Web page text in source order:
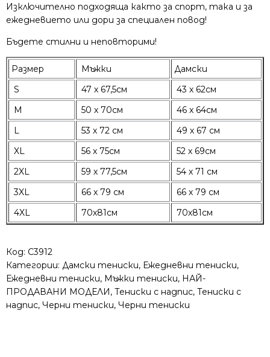
Изключително подходяща както за спорт, така и за
ежедневието или дори за специален повод!
Бъдете стилни и неповторими!
Размер Мъжки
Дамски
S
47 х 67,5см
43 х 62см
M
50 х 70см
46 х 64см
L
53 х 72 см
49 х 67 см
XL
56 х 75см
52 х 69см
2XL
59 х 77,5см
54 х 71 см
3XL
66 х 79 см
66 х 79 см
4XL
70х81см 70х81см
Код: C3912
Категории: Дамски тениски, Ежедневни тениски,
Ежедневни тениски, Мъжки тениски, НАЙ-
ПРОДАВАНИ МОДЕЛИ, Тениски с надпис, Тениски с
надпис, Черни тениски, Черни тениски